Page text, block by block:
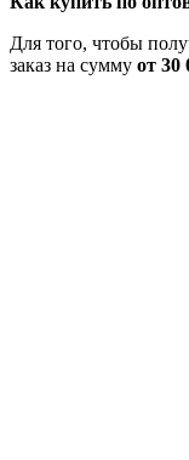
Для того, чтобы
заказ на сумму от 30